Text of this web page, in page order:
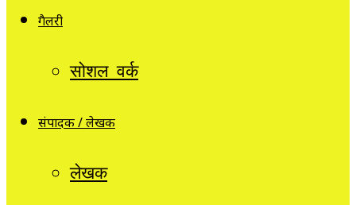
गैलरी
सोशल वर्क
संपादक / लेखक
लेखक